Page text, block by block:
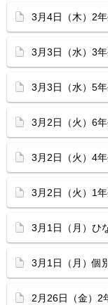
3月4日（木）2
3月3日（水）3
3月3日（水）5
3月2日（火）6
3月2日（火）4
3月2日（火）1
3月1日（月）ひ
3月1日（月）個
2月26日（金）2